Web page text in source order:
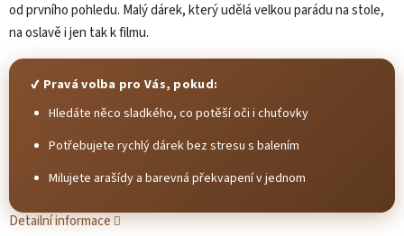
od prvního pohledu. Malý dárek, který udělá velkou parádu na stole,
na oslavě i jen tak k filmu.
✔ Pravá volba pro Vás, pokud:
Hledáte něco sladkého, co potěší oči i chuťovky
Potřebujete rychlý dárek bez stresu s balením
Milujete arašídy a barevná překvapení v jednom
Detailní informace